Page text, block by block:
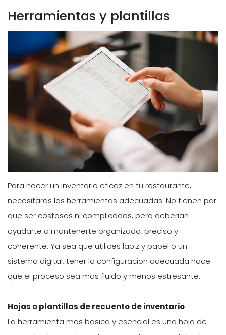
Herramientas y plantillas
Para hacer un inventario eficaz en tu restaurante,
necesitaras las herramientas adecuadas. No tienen por
que ser costosas ni complicadas, pero deberian
ayudarte a mantenerte organizado, preciso y
coherente. Ya sea que utilices lapiz y papel o un
sistema digital, tener la configuracion adecuada hace
que el proceso sea mas fluido y menos estresante.
Hojas o plantillas de recuento de inventario
La herramienta mas basica y esencial es una hoja de